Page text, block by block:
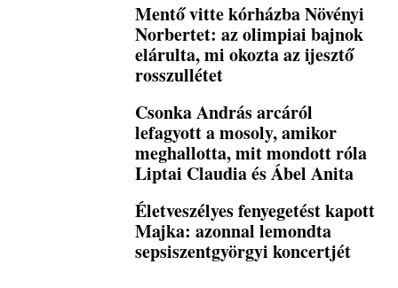
Mentő vitte kórházba Növényi
Norbertet: az olimpiai bajnok
elárulta, mi okozta az ijesztő
rosszullétet
Csonka András arcáról
lefagyott a mosoly, amikor
meghallotta, mit mondott róla
Liptai Claudia és Ábel Anita
Életveszélyes fenyegetést kapott
Majka: azonnal lemondta
sepsiszentgyörgyi koncertjét